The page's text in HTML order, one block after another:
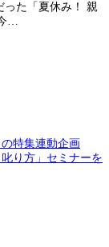
った「夏休み！ 親
…
特集連動企画
り方」セミナーを